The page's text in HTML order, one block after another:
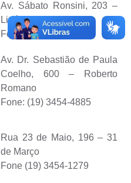
Av. Sábato Ronsini, 203 –
Linópolis
Fone: (19) 3454-1107
Av. Dr. Sebastião de Paula
Coelho, 600 – Roberto
Romano
Fone: (19) 3454-4885
Rua 23 de Maio, 196 – 31
de Março
Fone (19) 3454-1279